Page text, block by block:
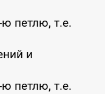
петлю, т.е.
и
петлю, т.е.